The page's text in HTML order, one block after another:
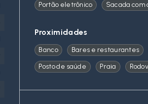
Portão eletrônico
Sacada
Proximidades
Banco Bares e restaurantes
Posto de saúde
Praia